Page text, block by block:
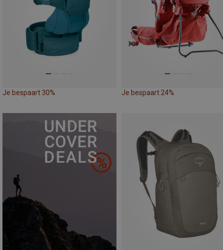
Je bespaart 30% Je bespaart 24%